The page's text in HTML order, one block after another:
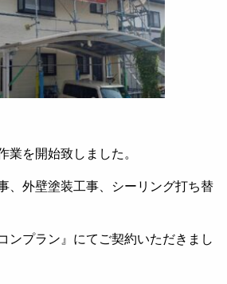
業を開始致しました。
、外壁塗装工事、シーリング打ち替
ンプラン』にてご契約いただきまし